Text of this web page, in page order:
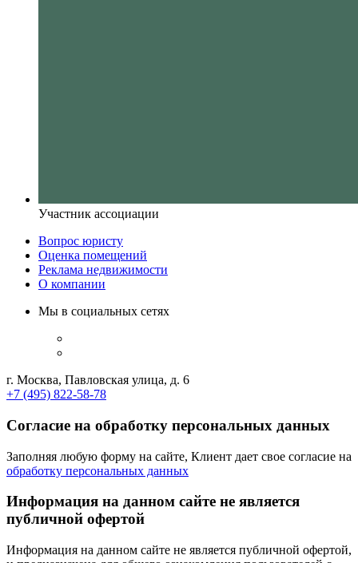
Участник ассоциации
Вопрос юристу
Оценка помещений
Реклама недвижимости
О компании
Мы в социальных сетях
г. Москва, Павловская улица, д. 6
+7 (495) 822-58-78
Согласие на обработку персональных данных
Заполняя любую форму на сайте, Клиент дает свое согласие на
обработку персональных данных
Информация на данном сайте не является
публичной офертой
Информация на данном сайте не является публичной офертой,